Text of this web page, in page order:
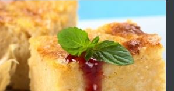
преди 5 дни
№4120 Магазин/Офис под наем в кв.
Любен Каравелов, Хасково-близо до
градската градина!